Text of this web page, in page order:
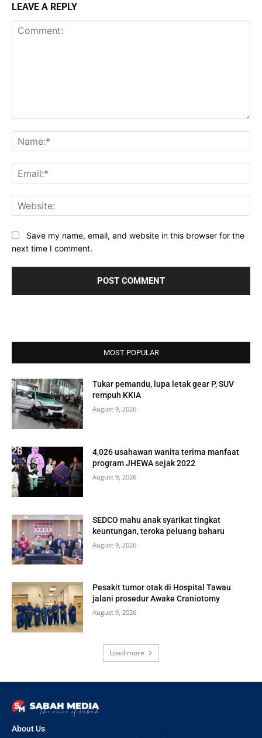
LEAVE A REPLY
Save my name, email, and website in this browser for the
next time I comment.
MOST POPULAR
Tukar pemandu, lupa letak gear P, SUV
rempuh KKIA
August 9, 2026
4,026 usahawan wanita terima manfaat
program JHEWA sejak 2022
August 9, 2026
SEDCO mahu anak syarikat tingkat
keuntungan, teroka peluang baharu
August 9, 2026
Pesakit tumor otak di Hospital Tawau
jalani prosedur Awake Craniotomy
August 9, 2026
Load more
About Us